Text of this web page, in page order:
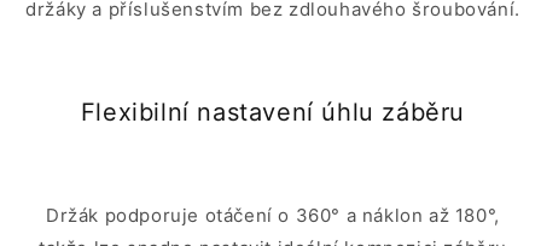
držáky a příslušenstvím bez zdlouhavého šroubování.
Flexibilní nastavení úhlu záběru
Držák podporuje otáčení o 360° a náklon až 180°,